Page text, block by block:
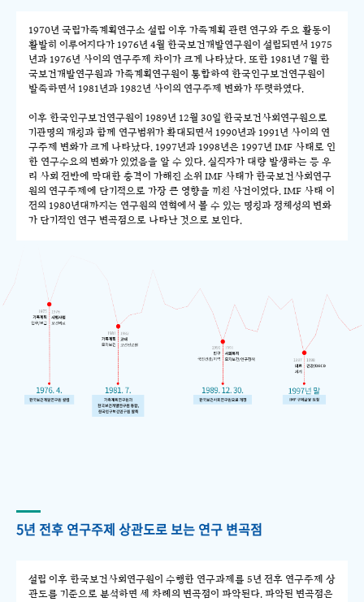
1970년 국립가족계획연구소 설립 이후 가족계획 관련 연구와 주요 활동이
활발히 이루어지다가 1976년 4월 한국보건개발연구원이 설립되면서 1975
년과 1976년 사이의 연구주제 차이가 크게 나타났다. 또한 1981년 7월 한
국보건개발연구원과 가족계획연구원이 통합하여 한국인구보건연구원이
발족하면서 1981년과 1982년 사이의 연구주제 변화가 뚜렷하였다.
이후 한국인구보건연구원이 1989년 12월 30일 한국보건사회연구원으로
기관명의 개칭과 함께 연구범위가 확대되면서 1990년과 1991년 사이의 연
구주제 변화가 크게 나타났다. 1997년과 1998년은 1997년 IMF 사태로 인
한 연구수요의 변화가 있었음을 알 수 있다. 실직자가 대량 발생하는 등 우
리 사회 전반에 막대한 충격이 가해진 소위 IMF 사태가 한국보건사회연구
원의 연구주제에 단기적으로 가장 큰 영향을 끼친 사건이었다. IMF 사태 이
전의 1980년대까지는 연구원의 연혁에서 볼 수 있는 명칭과 정체성의 변화
가 단기적인 연구 변곡점으로 나타난 것으로 보인다.
5년 전후 연구주제 상관도로 보는 연구 변곡점
설립 이후 한국보건사회연구원이 수행한 연구과제를 5년 전후 연구주제 상
관도를 기준으로 분석하면 세 차례의 변곡점이 파악된다. 파악된 변곡점은